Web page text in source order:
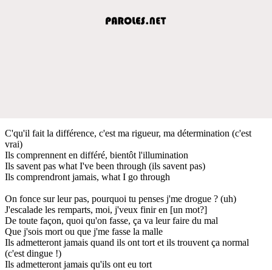
C'qu'il fait la différence, c'est ma rigueur, ma détermination (c'est
vrai)
Ils comprennent en différé, bientôt l'illumination
Ils savent pas what I've been through (ils savent pas)
Ils comprendront jamais, what I go through
On fonce sur leur pas, pourquoi tu penses j'me drogue ? (uh)
J'escalade les remparts, moi, j'veux finir en [un mot?]
De toute façon, quoi qu'on fasse, ça va leur faire du mal
Que j'sois mort ou que j'me fasse la malle
Ils admetteront jamais quand ils ont tort et ils trouvent ça normal
(c'est dingue !)
Ils admetteront jamais qu'ils ont eu tort